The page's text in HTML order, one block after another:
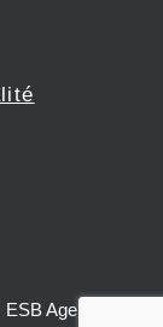
Agence